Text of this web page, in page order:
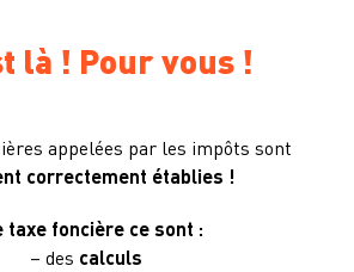
là ! Pour vous !
appelées par les impôts sont
correctement établies !
taxe foncière ce sont :
– des calculs